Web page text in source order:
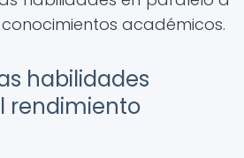
académicos.
habilidades
rendimiento